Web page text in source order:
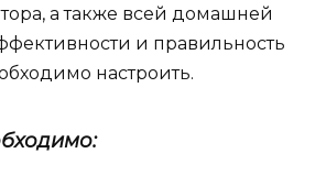
а также всей домашней
и правильность
настроить.